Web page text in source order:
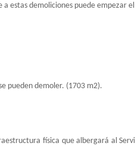
estas demoliciones puede empezar
pueden demoler. (1703 m2).
física que albergará al